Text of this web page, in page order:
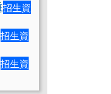
招生資
招生資
招生資